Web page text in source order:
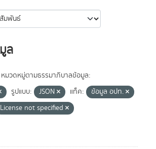
ล
หมวดหมู่ตามธรรมาภิบาลข้อมูล:
รูปแบบ: JSON แท็ค:
ข้อมูล อปท.
License not specified